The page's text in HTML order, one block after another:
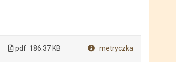
pdf 186.37 KB metryczka